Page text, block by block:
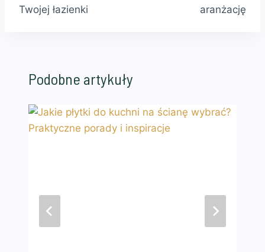
Twojej łazienki
aranżację
Podobne artykuły